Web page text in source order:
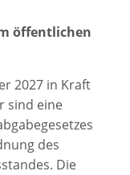
öffentlichen
2027 in Kraft
sind eine
des
Die